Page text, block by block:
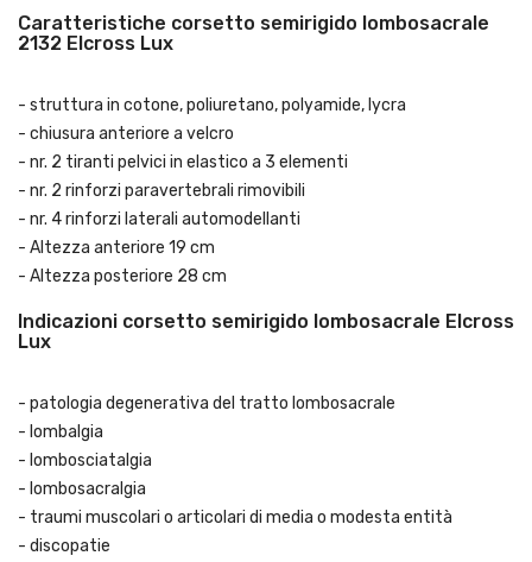
Caratteristiche corsetto semirigido lombosacrale
2132 Elcross Lux
- struttura in cotone, poliuretano, polyamide, lycra
- chiusura anteriore a velcro
- nr. 2 tiranti pelvici in elastico a 3 elementi
- nr. 2 rinforzi paravertebrali rimovibili
- nr. 4 rinforzi laterali automodellanti
- Altezza anteriore 19 cm
- Altezza posteriore 28 cm
Indicazioni corsetto semirigido lombosacrale Elcross
Lux
- patologia degenerativa del tratto lombosacrale
- lombalgia
- lombosciatalgia
- lombosacralgia
- traumi muscolari o articolari di media o modesta entità
- discopatie